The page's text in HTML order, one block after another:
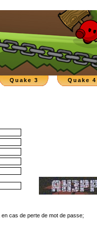
Quake 4
Quake 3
cas de perte de mot de passe;